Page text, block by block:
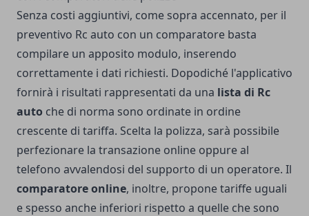
Senza costi aggiuntivi, come sopra accennato, per il
preventivo Rc auto con un comparatore basta
compilare un apposito modulo, inserendo
correttamente i dati richiesti. Dopodiché l'applicativo
fornirà i risultati rappresentati da una lista di Rc
auto che di norma sono ordinate in ordine
crescente di tariffa. Scelta la polizza, sarà possibile
perfezionare la transazione online oppure al
telefono avvalendosi del supporto di un operatore. Il
comparatore online, inoltre, propone tariffe uguali
e spesso anche inferiori rispetto a quelle che sono